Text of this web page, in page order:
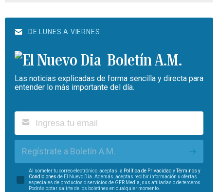
DE LUNES A VIERNES
Boletín A.M.
Las noticias explicadas de forma sencilla y directa para
entender lo más importante del día.
Regístrate a Boletín A.M.
Al someter tu correo electrónico, aceptas la Política de Privacidad y
Términos y
Condiciones de El Nuevo Día. Además, aceptas recibir información u ofertas
especiales de productos o servicios de GFR Media, sus afiliadas o de terceros.
Podrás optar salirte de los boletines en cualquier momento.